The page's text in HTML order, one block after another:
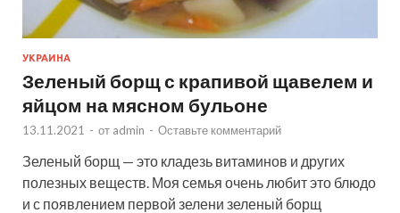
УКРАИНА
Зеленый борщ с крапивой щавелем и
яйцом на мясном бульоне
13.11.2021 - от admin - Оставьте комментарий
Зеленый борщ — это кладезь витаминов и других
полезных веществ. Моя семья очень любит это блюдо
и с появлением первой зелени зеленый борщ